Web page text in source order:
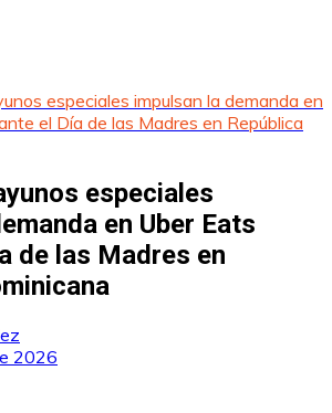
especiales impulsan la demanda en
el Día de las Madres en República
especiales
en Uber Eats
de las Madres en
2026